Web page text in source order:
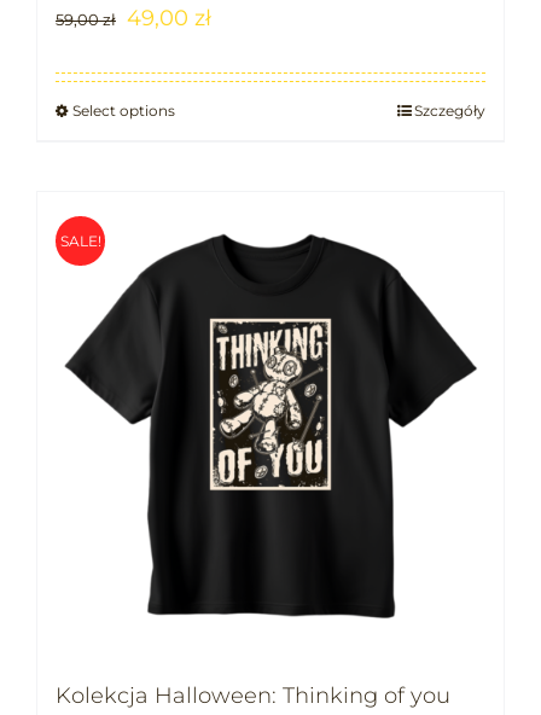
59,00zł 49,00 zł
Select options Szczegóły
SALE!
Kolekcja Halloween: Thinking of you